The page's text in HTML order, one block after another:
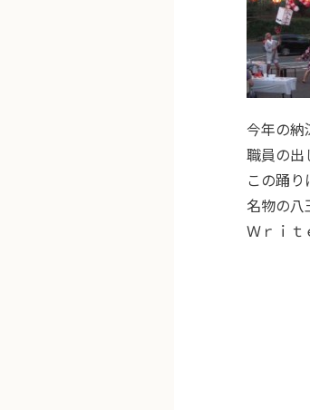
今年の納
職員の出
この踊
名物の八
Ｗｒｉ